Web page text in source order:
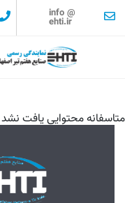
info @
ehti.ir
متاسفانه محتوایی یافت